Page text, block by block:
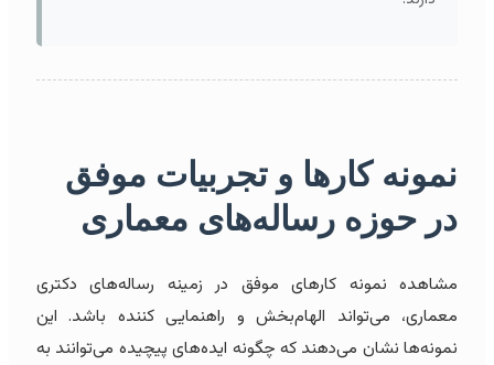
نمونه کارها و تجربیات موفق
در حوزه رساله‌های معماری
مشاهده نمونه کارهای موفق در زمینه رساله‌های دکتری
معماری، می‌تواند الهام‌بخش و راهنمایی کننده باشد. این
نمونه‌ها نشان می‌دهند که چگونه ایده‌های پیچیده می‌توانند به